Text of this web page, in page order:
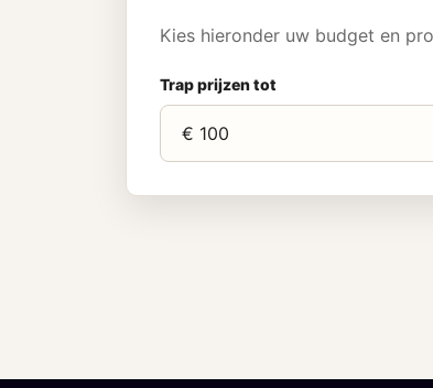
Kies hieronder uw budget en
Trap prijzen tot